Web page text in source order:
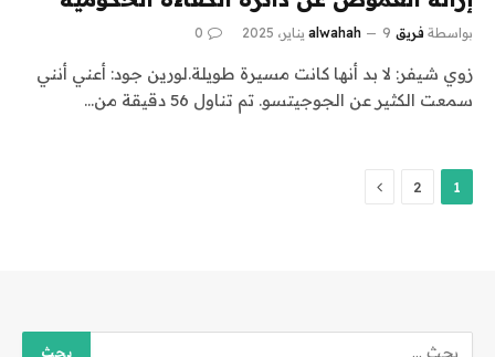
بواسطة فريق alwahah 9 يناير، 2025 0
زوي شيفر: لا بد أنها كانت مسيرة طويلة.لورين جود: أعني أنني
سمعت الكثير عن الجوجيتسو. تم تناول 56 دقيقة من…
1
2 التالي